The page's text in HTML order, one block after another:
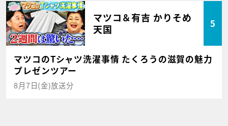
マツコ＆有吉 かりそめ
天国
5
マツコのTシャツ洗濯事情 たくろうの滋賀の魅力
プレゼンツアー
8月7日(金)放送分